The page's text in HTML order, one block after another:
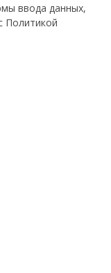
ввода данных,
Политикой